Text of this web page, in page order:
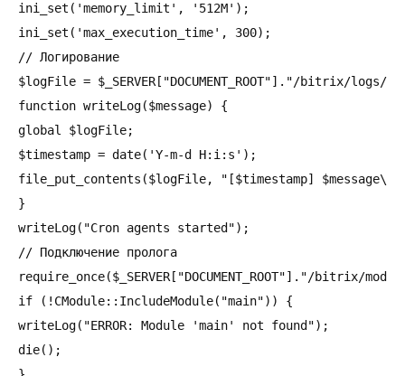
ini_set('memory_limit', '512M');
ini_set('max_execution_time', 300);
// Логирование
$logFile = $_SERVER["DOCUMENT_ROOT"]."/bitrix/logs/
function writeLog($message) {
global $logFile;
$timestamp = date('Y-m-d H:i:s');
file_put_contents($logFile, "[$timestamp] $message\n",
}
writeLog("Cron agents started");
// Подключение пролога
require_once($_SERVER["DOCUMENT_ROOT"]."/bitrix/
if (!CModule::IncludeModule("main")) {
writeLog("ERROR: Module 'main' not found");
die();